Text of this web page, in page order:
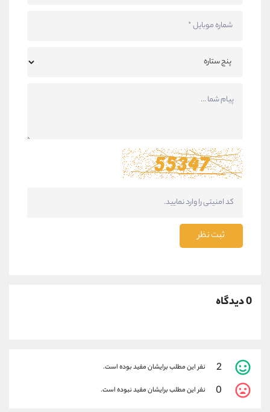
ثبت نظر
0 دیدگاه
2 نفر این مطلب برایشان مفید بوده است.
0 نفر این مطلب برایشان مفید نبوده است.